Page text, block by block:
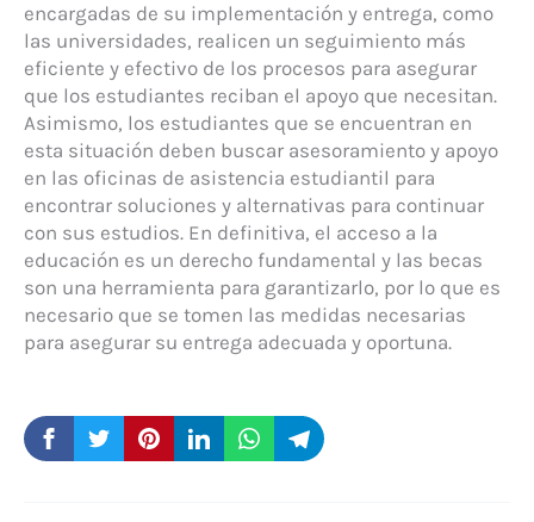
encargadas de su implementación y entrega, como
las universidades, realicen un seguimiento más
eficiente y efectivo de los procesos para asegurar
que los estudiantes reciban el apoyo que necesitan.
Asimismo, los estudiantes que se encuentran en
esta situación deben buscar asesoramiento y apoyo
en las oficinas de asistencia estudiantil para
encontrar soluciones y alternativas para continuar
con sus estudios. En definitiva, el acceso a la
educación es un derecho fundamental y las becas
son una herramienta para garantizarlo, por lo que es
necesario que se tomen las medidas necesarias
para asegurar su entrega adecuada y oportuna.